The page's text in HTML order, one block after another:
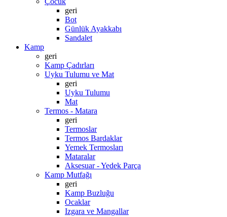
geri
Bot
Günlük Ayakkabı
Sandalet
Kamp
geri
Kamp Çadırları
Uyku Tulumu ve Mat
geri
Uyku Tulumu
Mat
Termos - Matara
geri
Termoslar
Termos Bardaklar
Yemek Termosları
Mataralar
Aksesuar - Yedek Parça
Kamp Mutfağı
geri
Kamp Buzluğu
Ocaklar
Izgara ve Mangallar